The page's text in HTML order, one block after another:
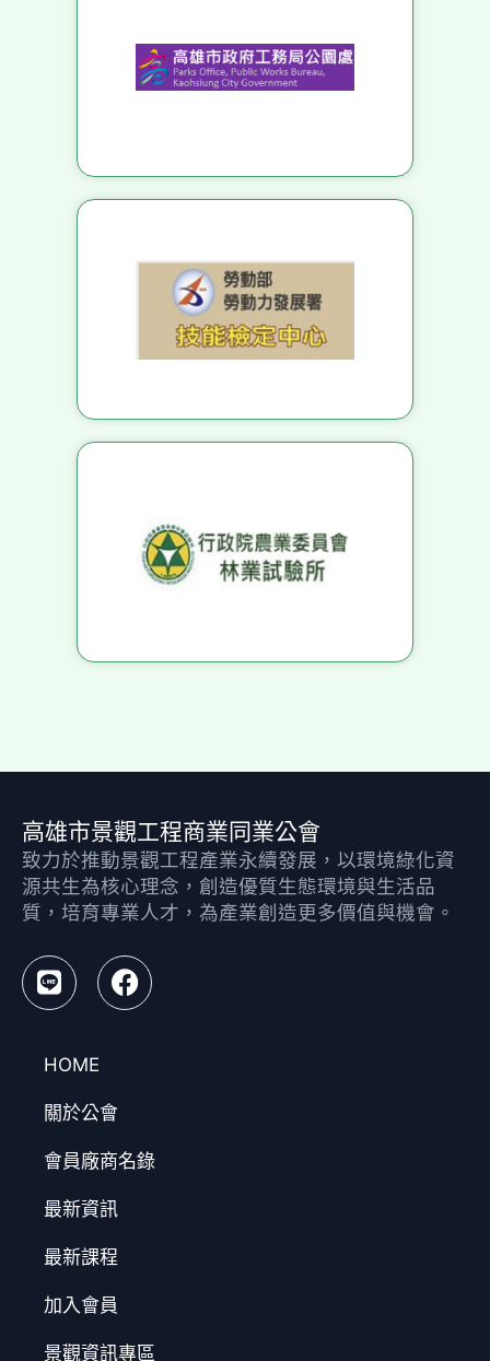
高雄市景觀工程商業同業公會
致力於推動景觀工程產業永續發展，以環境綠化資
源共生為核心理念，創造優質生態環境與生活品
質，培育專業人才，為產業創造更多價值與機會。
HOME
關於公會
會員廠商名錄
最新資訊
最新課程
加入會員
景觀資訊專區